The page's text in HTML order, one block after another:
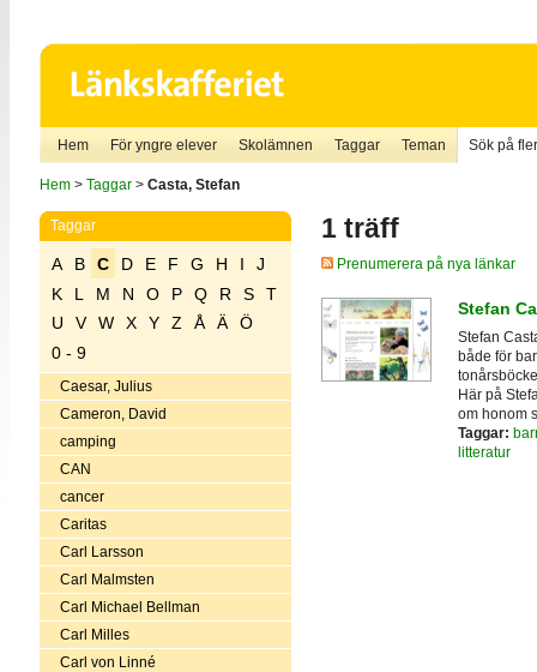
Hem För yngre elever Skolämnen Taggar Teman Sök på
Hem> Taggar> Casta, Stefan
Taggar
A B C D E F G H I
J
K
L M N O P Q R S
T
U
V W X Y Z Å Ä
Ö
0 - 9
Caesar, Julius
Cameron, David
camping
CAN
cancer
Caritas
Carl Larsson
Carl Malmsten
Carl Michael Bellman
Carl Milles
Carl von Linné
1 träff
Prenumerera på nya länkar
Stefan
Stefan
både för
Här på
om honom
Taggar:
litteratur